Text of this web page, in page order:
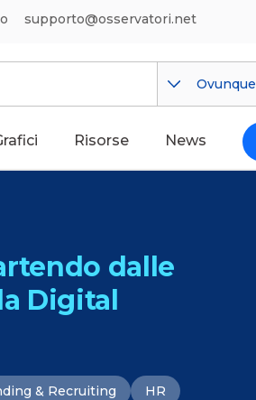
supporto@osservatori.net
Ovunque
Risorse News
dalle
Digital
& Recruiting HR